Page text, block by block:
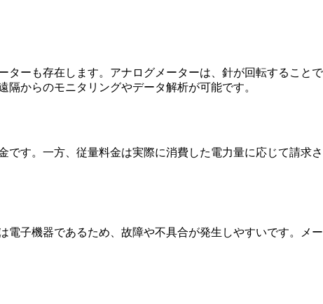
ーも存在します。アナログメーターは、針が回転することで
からのモニタリングやデータ解析が可能です。
す。一方、従量料金は実際に消費した電力量に応じて請求さ
子機器であるため、故障や不具合が発生しやすいです。メー